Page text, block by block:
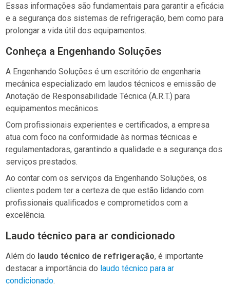
Essas informações são fundamentais para garantir a eficácia
e a segurança dos sistemas de refrigeração, bem como para
prolongar a vida útil dos equipamentos.
Conheça a Engenhando Soluções
A Engenhando Soluções é um escritório de engenharia
mecânica especializado em laudos técnicos e emissão de
Anotação de Responsabilidade Técnica (A.R.T.) para
equipamentos mecânicos.
Com profissionais experientes e certificados, a empresa
atua com foco na conformidade às normas técnicas e
regulamentadoras, garantindo a qualidade e a segurança dos
serviços prestados.
Ao contar com os serviços da Engenhando Soluções, os
clientes podem ter a certeza de que estão lidando com
profissionais qualificados e comprometidos com a
excelência.
Laudo técnico para ar condicionado
Além do laudo técnico de refrigeração, é importante
destacar a importância do laudo técnico para ar
condicionado.